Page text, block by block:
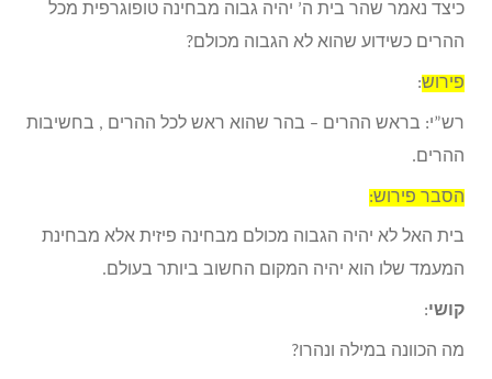
כיצד נאמר שהר בית ה’ יהיה גבוה מבחינה טופוגרפית מכל
ההרים כשידוע שהוא לא הגבוה מכולם?
פירוש:
רש”י: בראש ההרים – בהר שהוא ראש לכל ההרים , בחשיבות
ההרים.
הסבר פירוש:
בית האל לא יהיה הגבוה מכולם מבחינה פיזית אלא מבחינת
המעמד שלו הוא יהיה המקום החשוב ביותר בעולם.
קושי:
מה הכוונה במילה ונהרו?